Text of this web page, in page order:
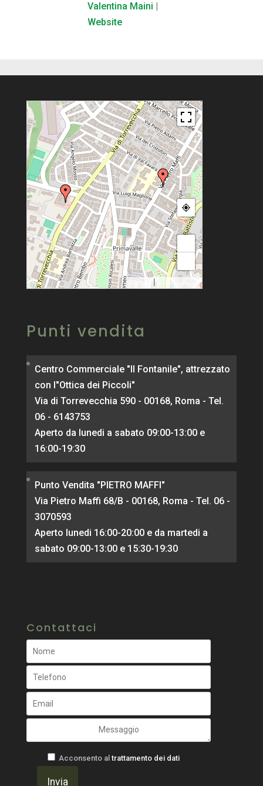
Valentina Maini
Website
© OpenStreetMap
Punti vendita
Centro Commerciale "Il Fontanile", attrezzato
con l"Ottica dei Piccoli"
Via di Torrevecchia 590 - 00168, Roma - Tel.
06 - 6143753
Aperto da lunedi a sabato 09:00-13:00 e
16:00-19:30
Punto Vendita "PIETRO MAFFI"
Via Pietro Maffi 68/B - 00168, Roma - Tel. 06 -
3070593
Aperto lunedi 16:00-20:00 e da martedi a
sabato 09:00-13:00 e 15:30-19:30
Contattaci
Acconsento al trattamento dei dati